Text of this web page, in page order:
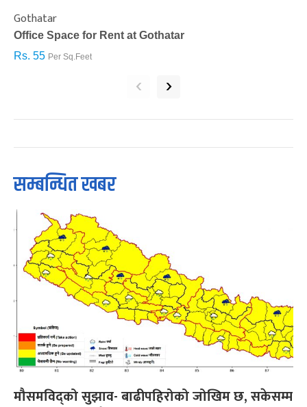
Gothatar
Office Space for Rent at Gothatar
Rs. 55 Per Sq.Feet
‹ ›
सम्बन्धित खबर
मौसमविद्‍को सुझाव- बाढीपहिरोको जोखिम छ, सकेसम्म